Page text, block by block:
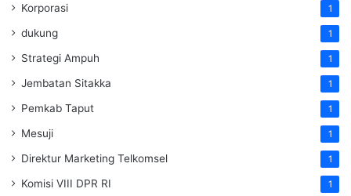
Korporasi 1
dukung 1
Strategi Ampuh 1
Jembatan Sitakka 1
Pemkab Taput 1
Mesuji 1
Direktur Marketing Telkomsel 1
Komisi VIII DPR RI 1